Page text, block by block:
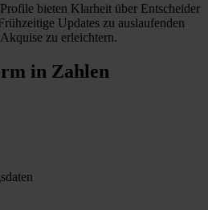
bieten Klarheit über Entscheider
Updates zu auslaufenden
zu erleichtern.
in Zahlen